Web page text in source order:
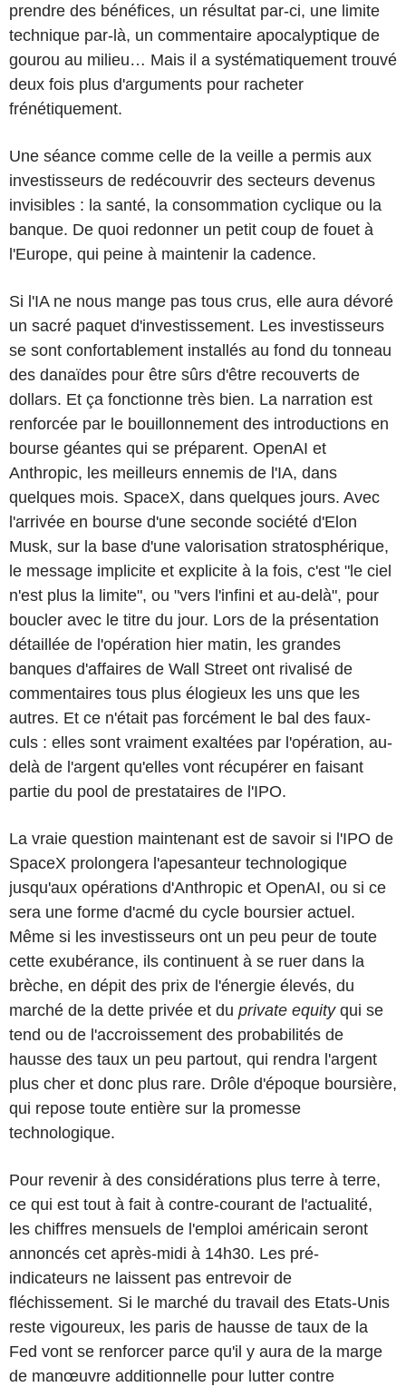
prendre des bénéfices, un résultat par-ci, une limite
technique par-là, un commentaire apocalyptique de
gourou au milieu… Mais il a systématiquement trouvé
deux fois plus d'arguments pour racheter
frénétiquement.
Une séance comme celle de la veille a permis aux
investisseurs de redécouvrir des secteurs devenus
invisibles : la santé, la consommation cyclique ou la
banque. De quoi redonner un petit coup de fouet à
l'Europe, qui peine à maintenir la cadence.
Si l'IA ne nous mange pas tous crus, elle aura dévoré
un sacré paquet d'investissement. Les investisseurs
se sont confortablement installés au fond du tonneau
des danaïdes pour être sûrs d'être recouverts de
dollars. Et ça fonctionne très bien. La narration est
renforcée par le bouillonnement des introductions en
bourse géantes qui se préparent. OpenAI et
Anthropic, les meilleurs ennemis de l'IA, dans
quelques mois. SpaceX, dans quelques jours. Avec
l'arrivée en bourse d'une seconde société d'Elon
Musk, sur la base d'une valorisation stratosphérique,
le message implicite et explicite à la fois, c'est "le ciel
n'est plus la limite", ou "vers l'infini et au-delà", pour
boucler avec le titre du jour. Lors de la présentation
détaillée de l'opération hier matin, les grandes
banques d'affaires de Wall Street ont rivalisé de
commentaires tous plus élogieux les uns que les
autres. Et ce n'était pas forcément le bal des faux-
culs : elles sont vraiment exaltées par l'opération, au-
delà de l'argent qu'elles vont récupérer en faisant
partie du pool de prestataires de l'IPO.
La vraie question maintenant est de savoir si l'IPO de
SpaceX prolongera l'apesanteur technologique
jusqu'aux opérations d'Anthropic et OpenAI, ou si ce
sera une forme d'acmé du cycle boursier actuel.
Même si les investisseurs ont un peu peur de toute
cette exubérance, ils continuent à se ruer dans la
brèche, en dépit des prix de l'énergie élevés, du
marché de la dette privée et du private equityqui se
tend ou de l'accroissement des probabilités de
hausse des taux un peu partout, qui rendra l'argent
plus cher et donc plus rare. Drôle d'époque boursière,
qui repose toute entière sur la promesse
technologique.
Pour revenir à des considérations plus terre à terre,
ce qui est tout à fait à contre-courant de l'actualité,
les chiffres mensuels de l'emploi américain seront
annoncés cet après-midi à 14h30. Les pré-
indicateurs ne laissent pas entrevoir de
fléchissement. Si le marché du travail des Etats-Unis
reste vigoureux, les paris de hausse de taux de la
Fed vont se renforcer parce qu'il y aura de la marge
de manœuvre additionnelle pour lutter contre